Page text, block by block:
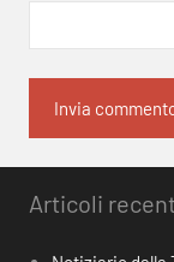
Articoli